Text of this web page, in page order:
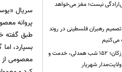
سریال
پروانه
طبق گفته
بسپارد،
نیست؛ مغز می‌خواهد
رهبران فلسطینی در روند
می‌کنیم
موکب شهدای رزکان؛ ۱۵۲ شب همدلی، خدمت و
شهریار